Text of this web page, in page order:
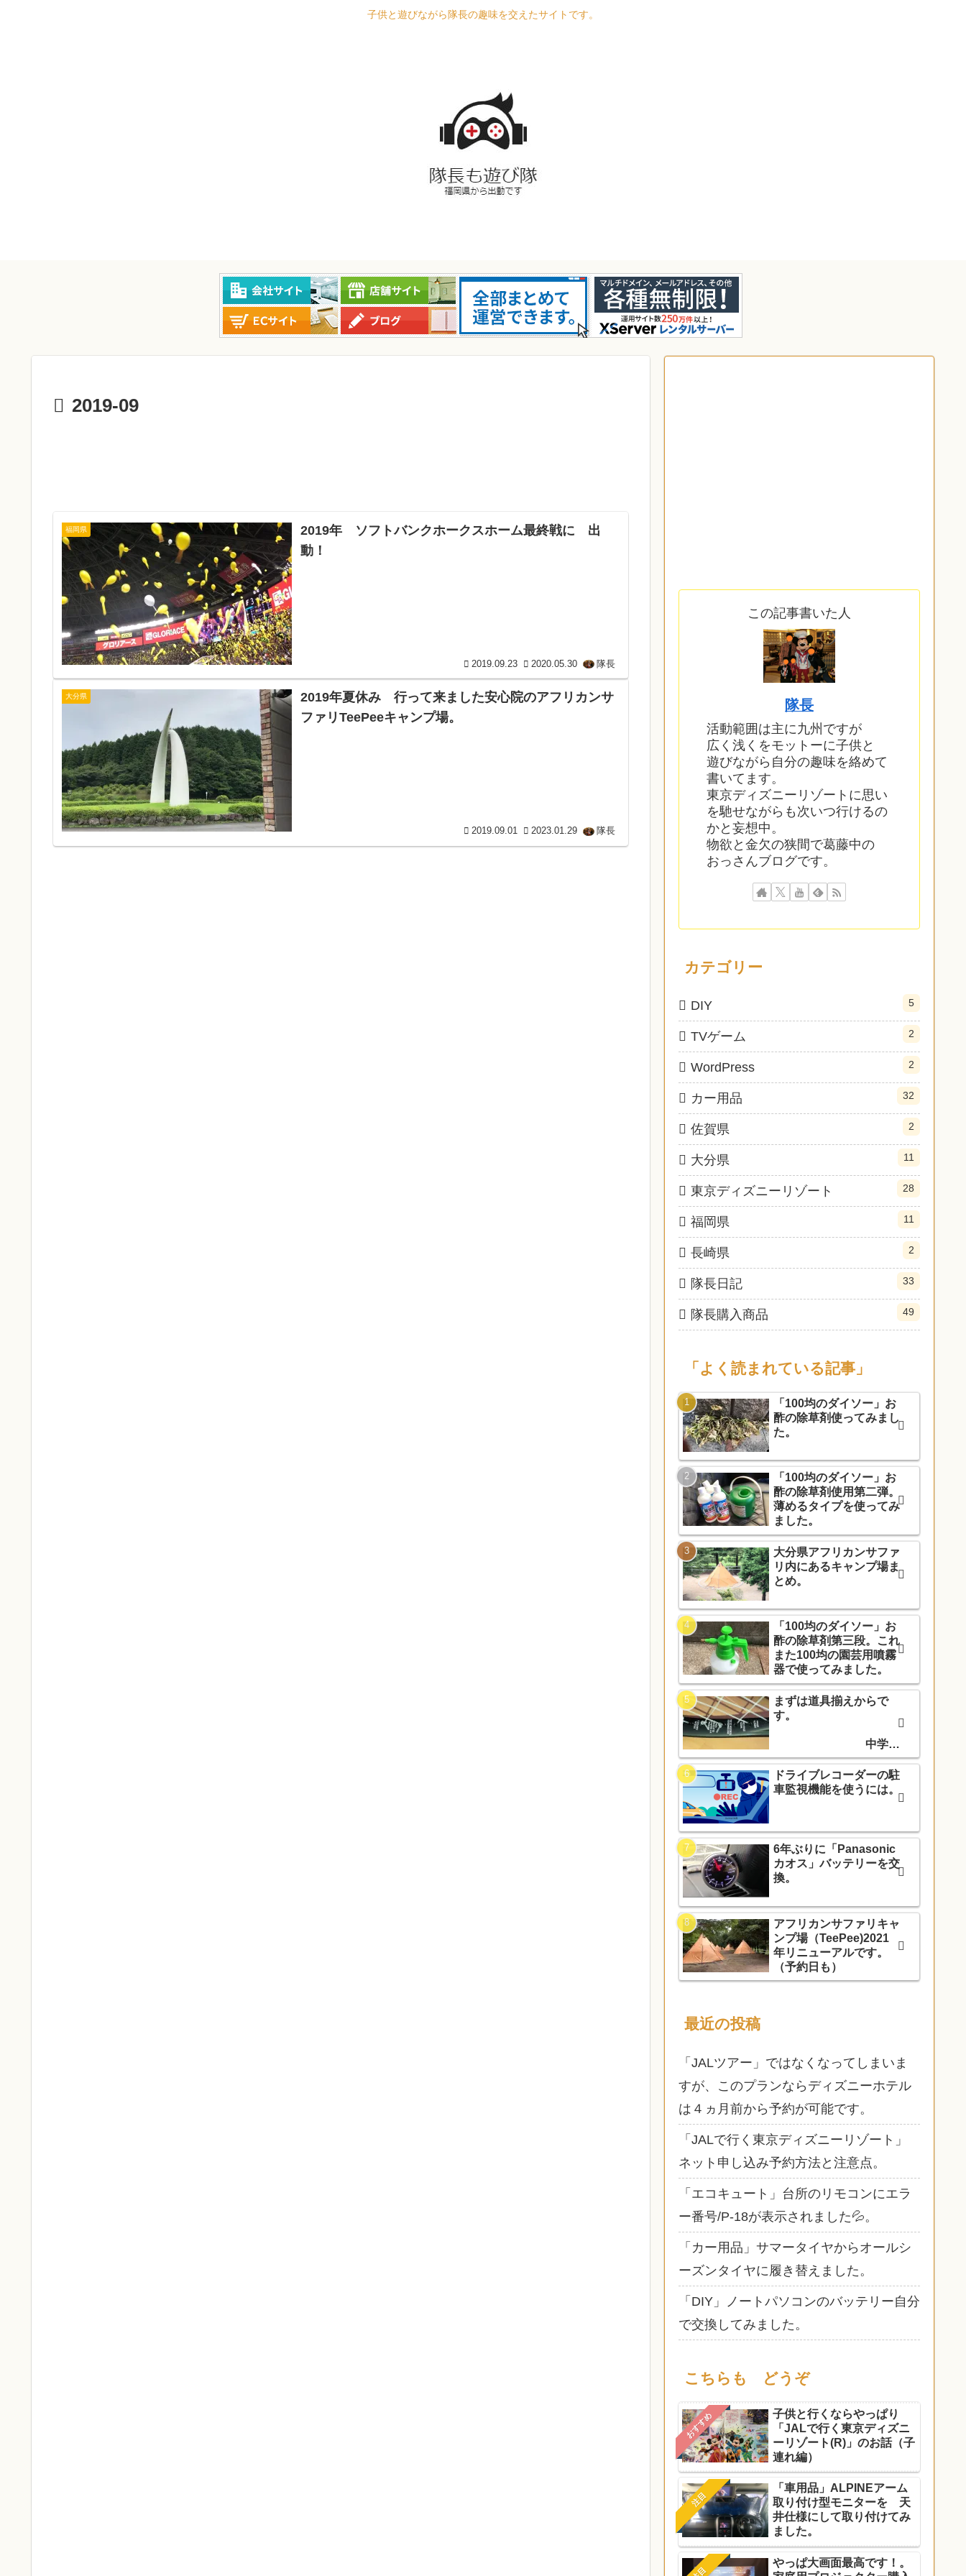
子供と遊びながら隊長の趣味を交えたサイトです。
2019-09
福岡県
2019年 ソフトバンクホークスホーム最終戦に 出
動！
2019.09.23 2020.05.30 隊長
大分県
2019年夏休み 行って来ました安心院のアフリカンサ
ファリTeePeeキャンプ場。
2019.09.01 2023.01.29 隊長
この記事書いた人
隊長
活動範囲は主に九州ですが
広く浅くをモットーに子供と
遊びながら自分の趣味を絡めて
書いてます。
東京ディズニーリゾートに思い
を馳せながらも次いつ行けるの
かと妄想中。
物欲と金欠の狭間で葛藤中の
おっさんブログです。
カテゴリー
DIY 5
TVゲーム 2
WordPress 2
カー用品 32
佐賀県 2
大分県 11
東京ディズニーリゾート 28
福岡県 11
長崎県 2
隊長日記 33
隊長購入商品 49
「よく読まれている記事」
「100均のダイソー」お
酢の除草剤使ってみまし
た。
「100均のダイソー」お
酢の除草剤使用第二弾。
薄めるタイプを使ってみ
ました。
大分県アフリカンサファ
リ内にあるキャンプ場ま
とめ。
「100均のダイソー」お
酢の除草剤第三段。これ
また100均の園芸用噴霧
器で使ってみました。
まずは道具揃えからで
す。
中学入
学でソフトテニス部に入
部しました。
ドライブレコーダーの駐
車監視機能を使うには。
6年ぶりに「Panasonic
カオス」バッテリーを交
換。
アフリカンサファリキャ
ンプ場（TeePee)2021
年リニューアルです。
（予約日も）
最近の投稿
「JALツアー」ではなくなってしまいま
すが、このプランならディズニーホテル
は４ヵ月前から予約が可能です。
「JALで行く東京ディズニーリゾート」
ネット申し込み予約方法と注意点。
「エコキュート」台所のリモコンにエラ
ー番号/P-18が表示されました💦。
「カー用品」サマータイヤからオールシ
ーズンタイヤに履き替えました。
「DIY」ノートパソコンのバッテリー自分
で交換してみました。
こちらも どうぞ
おすすめ
子供と行くならやっぱり
「JALで行く東京ディズニ
ーリゾート(R)」のお話（子
連れ編）
注目
「車用品」ALPINEアーム
取り付け型モニターを 天
井仕様にして取り付けてみ
ました。
やっぱ大画面最高です！。